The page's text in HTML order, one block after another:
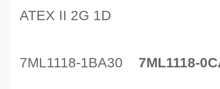
ATEX II 2G 1D
7ML1118-1BA30 7ML1118-